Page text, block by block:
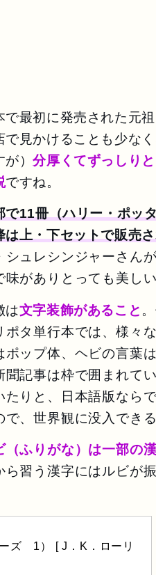
で最初に発売された元
で見かけることも少な
が）分厚くてずっしり
ですね。
で11冊（ハリー・ポッ
は上・下セットで販売
シュレシンジャーさん
味がありとっても美しい
は文字装飾があること
ポタ単行本では、様々
ポップ体、 ヘビの言葉
聞記事は枠で囲まれて
たりと、日本語版なら
で、世界観に没入でき
（ふりがな）は一部の
ら習う漢字にはルビが
ズ　1） [ J．K．ローリ